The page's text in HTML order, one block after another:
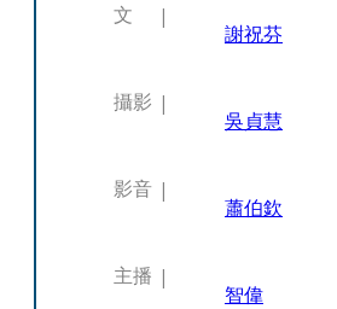
文
謝祝芬
攝影
吳貞慧
影音
蕭伯欽
主播
智偉